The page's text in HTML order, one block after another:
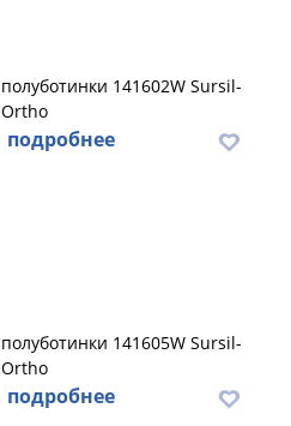
полуботинки 141602W Sursil-
Ortho
подробнее
полуботинки 141605W Sursil-
Ortho
подробнее